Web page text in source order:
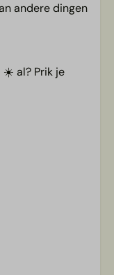
andere dingen
☀️ al? Prik je